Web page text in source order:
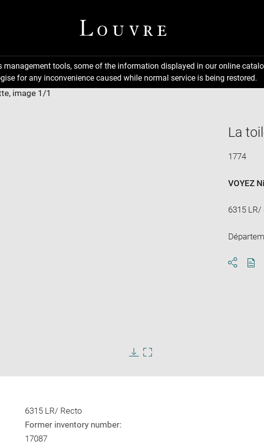
management tools, some of the information displayed in our online
for any inconvenience caused while normal service is being restored.
La
1774
VOYEZ
6315 LR/
6315 LR/ Recto
Former inventory number:
17087